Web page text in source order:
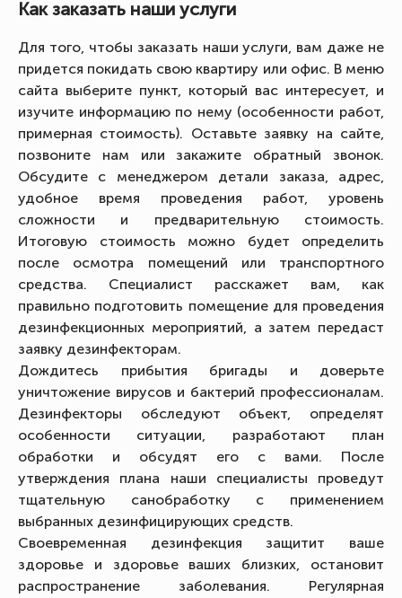
Как заказать наши услуги
Для того, чтобы заказать наши услуги, вам даже не
придется покидать свою квартиру или офис. В меню
сайта выберите пункт, который вас интересует, и
изучите информацию по нему (особенности работ,
примерная стоимость). Оставьте заявку на сайте,
позвоните нам или закажите обратный звонок.
Обсудите с менеджером детали заказа, адрес,
удобное время проведения работ, уровень
сложности и предварительную стоимость.
Итоговую стоимость можно будет определить
после осмотра помещений или транспортного
средства. Специалист расскажет вам, как
правильно подготовить помещение для проведения
дезинфекционных мероприятий, а затем передаст
заявку дезинфекторам.
Дождитесь прибытия бригады и доверьте
уничтожение вирусов и бактерий профессионалам.
Дезинфекторы обследуют объект, определят
особенности ситуации, разработают план
обработки и обсудят его с вами. После
утверждения плана наши специалисты проведут
тщательную санобработку с применением
выбранных дезинфицирующих средств.
Своевременная дезинфекция защитит ваше
здоровье и здоровье ваших близких, остановит
распространение заболевания. Регулярная